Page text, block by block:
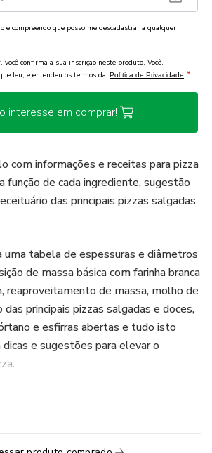
e compreendo que posso me descadastrar a qualquer
você confirma a sua inscrição neste produto. Você,
leu, e entendeu os termos da Política de Privacidade *
interesse em comprar!
com informações e receitas para pizza
função de cada ingrediente, sugestão
das principais pizzas salgadas
uma tabela de espessuras e diâmetros
de massa básica com farinha branca
reaproveitamento de massa, molho de
principais pizzas salgadas e doces,
e esfirras abertas e tudo isto
e sugestões para elevar o